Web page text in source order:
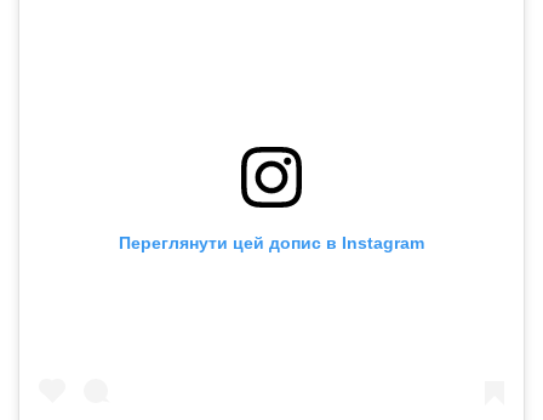
Переглянути цей допис в Instagram